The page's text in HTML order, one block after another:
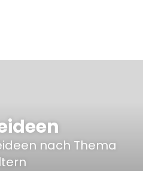
nach Thema